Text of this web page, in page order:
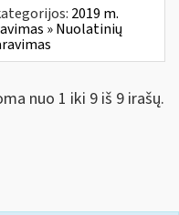
2019 m.
» Nuolatinių
nuo 1 iki 9 iš 9 irašų.